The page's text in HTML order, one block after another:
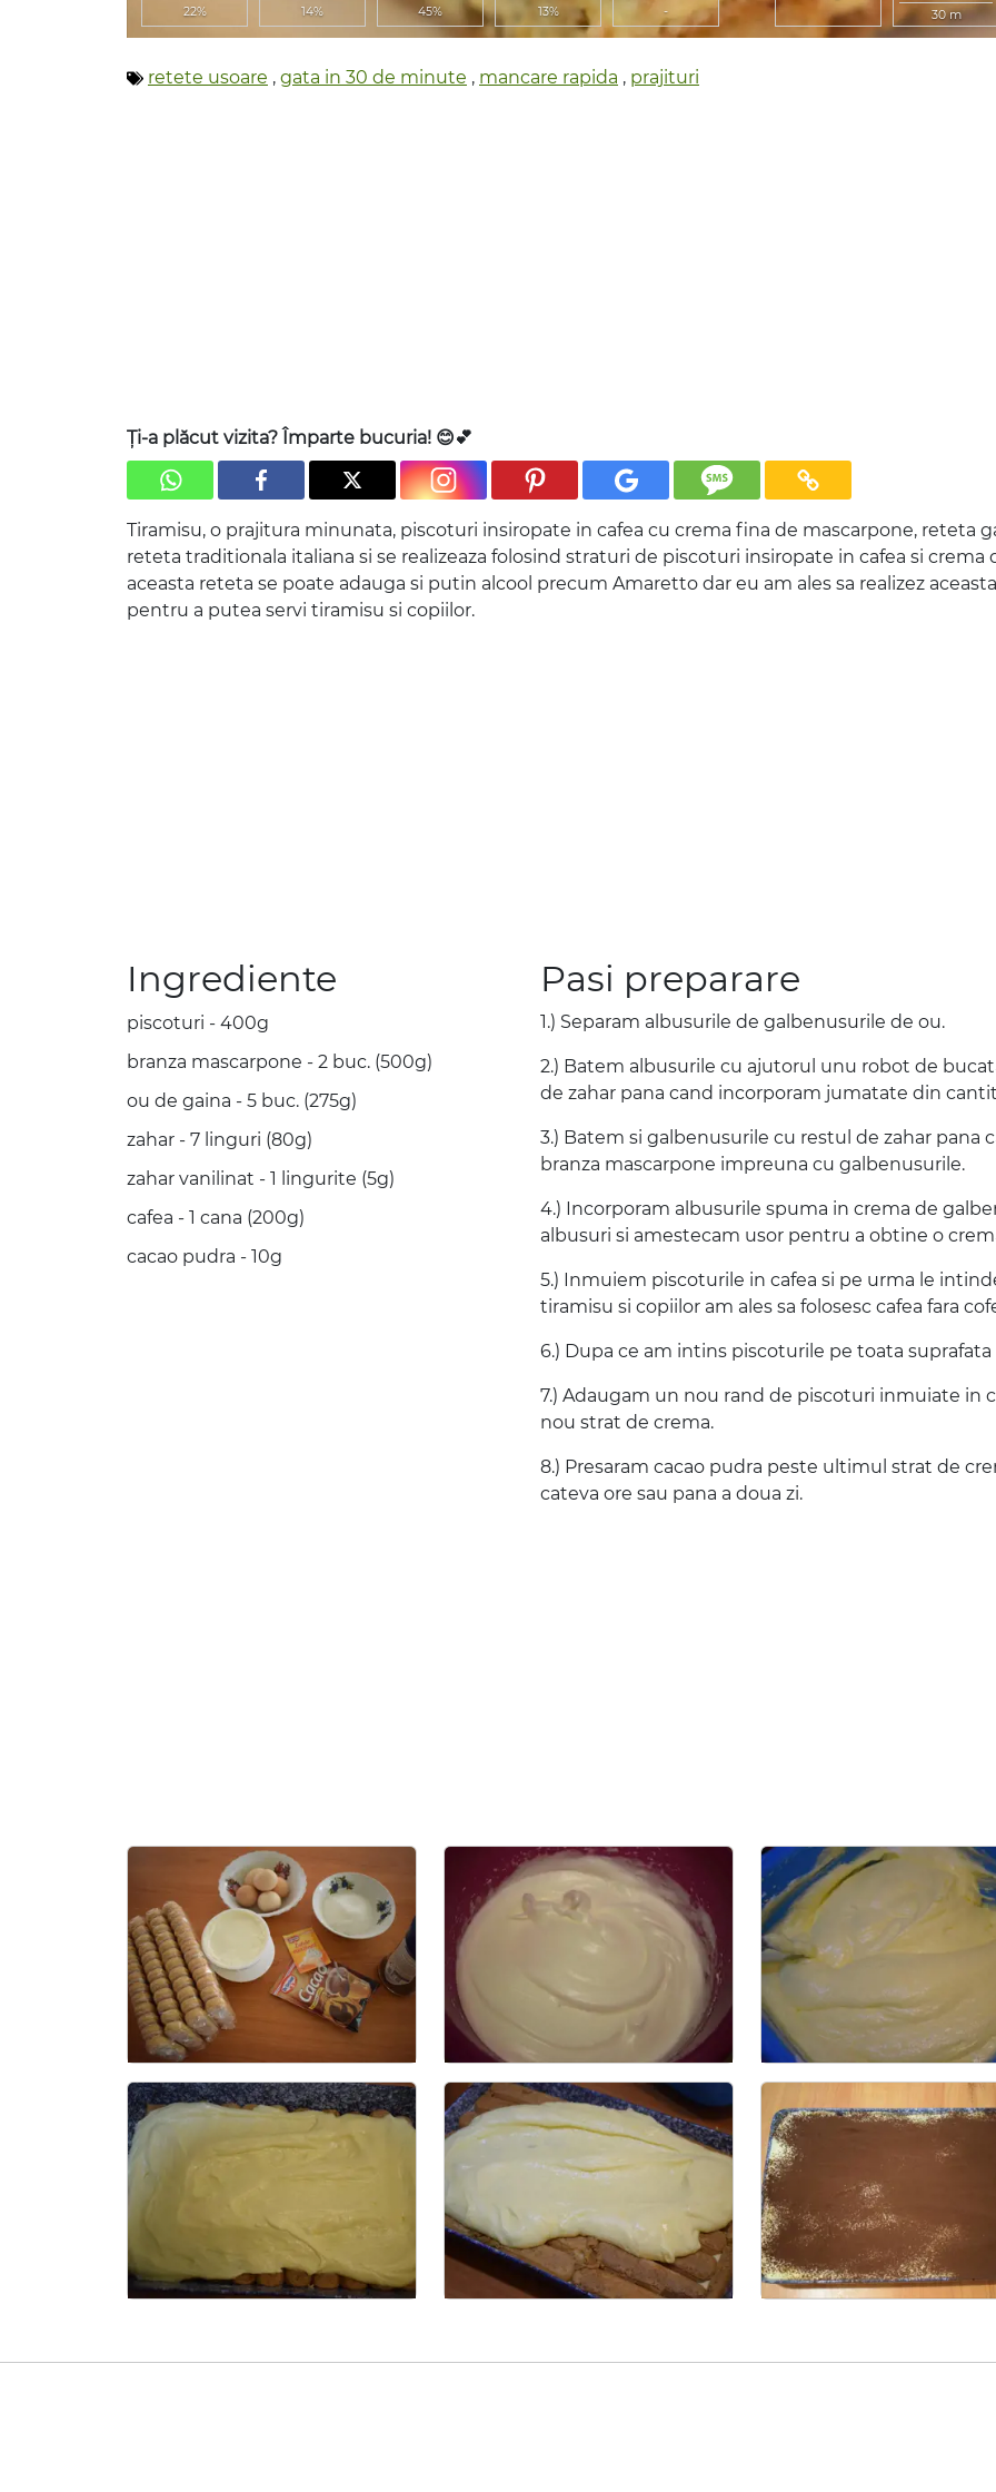
22% 14% 45% 13% - 30 m
retete usoare , gata in 30 de minute , mancare rapida , prajituri
Ți-a plăcut vizita? Împarte bucuria! 😊💕
Tiramisu, o prajitura minunata, piscoturi insiropate in cafea cu crema fina de mascarpone, reteta
reteta traditionala italiana si se realizeaza folosind straturi de piscoturi insiropate in cafea si
aceasta reteta se poate adauga si putin alcool precum Amaretto dar eu am ales sa realizez
pentru a putea servi tiramisu si copiilor.
Ingrediente
piscoturi - 400g
branza mascarpone - 2 buc. (500g)
ou de gaina - 5 buc. (275g)
zahar - 7 linguri (80g)
zahar vanilinat - 1 lingurite (5g)
cafea - 1 cana (200g)
cacao pudra - 10g
Pasi preparare
1.) Separam albusurile de galbenusurile de ou.
2.) Batem albusurile cu ajutorul unu robot de
de zahar pana cand incorporam jumatate din
3.) Batem si galbenusurile cu restul de zahar pana
branza mascarpone impreuna cu galbenusurile.
4.) Incorporam albusurile spuma in crema de
albusuri si amestecam usor pentru a obtine o
5.) Inmuiem piscoturile in cafea si pe urma le
tiramisu si copiilor am ales sa folosesc cafea fara
6.) Dupa ce am intins piscoturile pe toata
7.) Adaugam un nou rand de piscoturi inmuiate in
nou strat de crema.
8.) Presaram cacao pudra peste ultimul strat de
cateva ore sau pana a doua zi.